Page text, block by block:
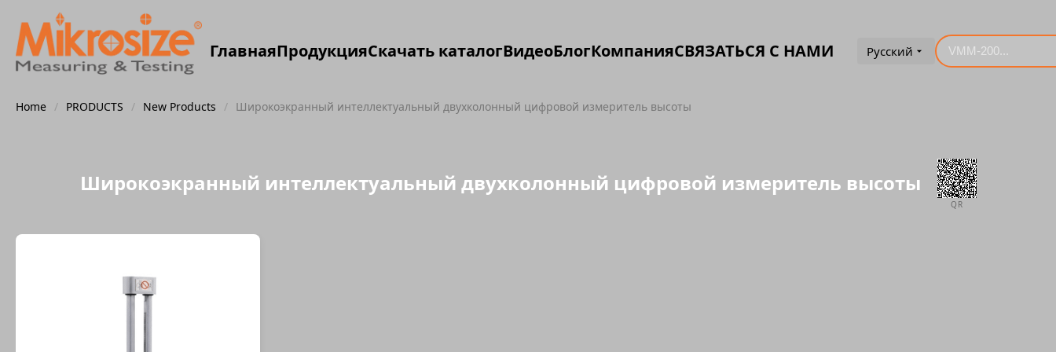
ГлавнаяПродукцияСкачать каталогВидеоБлогКомпанияСВЯЗАТЬСЯ С НАМИ Русский
Home / PRODUCTS / New Products / Широкоэкранный интеллектуальный двухколонный цифровой измеритель высоты
Широкоэкранный интеллектуальный двухколонный цифровой измеритель высоты
QR